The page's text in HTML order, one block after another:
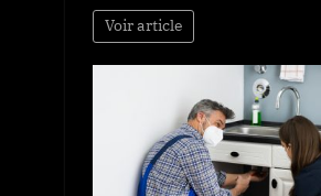
Voir article